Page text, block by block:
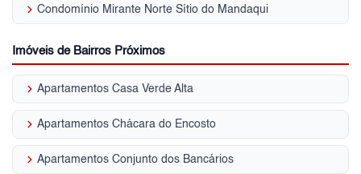
keyboard_arrow_right Condomínio Mirante Norte Sítio do Mandaqui
Imóveis de Bairros Próximos
keyboard_arrow_right Apartamentos Casa Verde Alta
keyboard_arrow_right Apartamentos Chácara do Encosto
keyboard_arrow_right Apartamentos Conjunto dos Bancários